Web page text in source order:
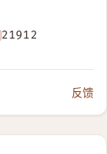
21912
反馈